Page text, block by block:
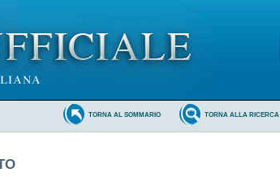
TORNA ALLA RICERCA
TORNA AL SOMMARIO